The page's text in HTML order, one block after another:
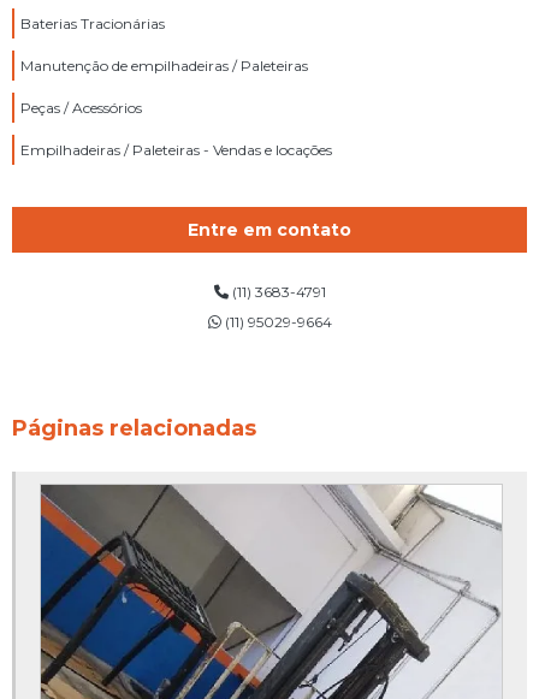
Baterias Tracionárias
Manutenção de empilhadeiras / Paleteiras
Peças / Acessórios
Empilhadeiras / Paleteiras - Vendas e locações
Entre em contato
(11) 3683-4791
(11) 95029-9664
Páginas relacionadas